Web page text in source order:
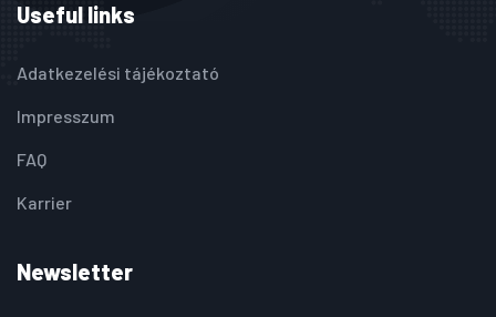
Useful links
Adatkezelési tájékoztató
Impresszum
FAQ
Karrier
Newsletter